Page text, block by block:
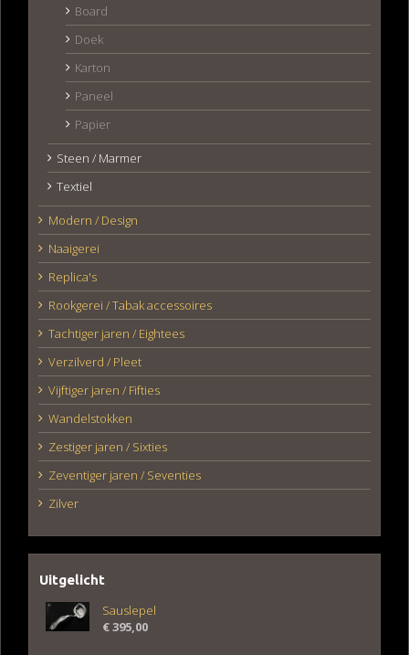
Board
Doek
Karton
Paneel
Papier
Steen / Marmer
Textiel
Modern / Design
Naaigerei
Replica's
Rookgerei / Tabak accessoires
Tachtiger jaren / Eightees
Verzilverd / Pleet
Vijftiger jaren / Fifties
Wandelstokken
Zestiger jaren / Sixties
Zeventiger jaren / Seventies
Zilver
Uitgelicht
Sauslepel
€395,00